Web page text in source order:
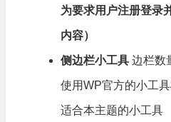
为要求用户注册登录
内容）
侧边栏小工具边栏数
使用WP官方的小工
适合本主题的小工具